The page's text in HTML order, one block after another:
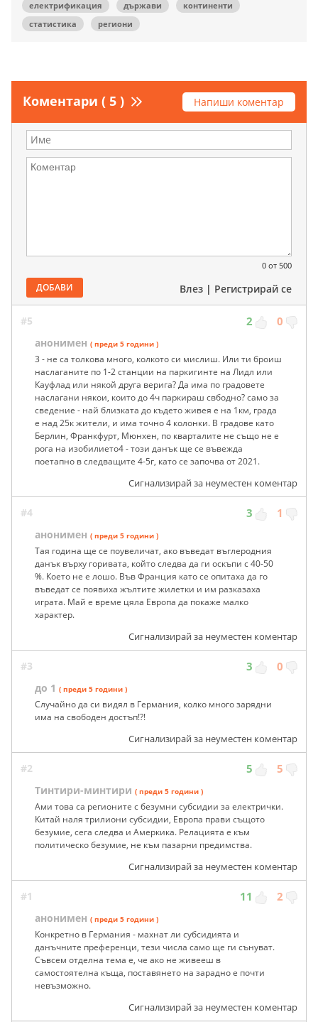
електрификация
държави
континенти
статистика
региони
Коментари ( 5 ) Напиши коментар
0 от 500
ДОБАВИ Влез | Регистрирай се
#5 2 0
анонимен ( преди 5 години )
3 - не са толкова много, колкото си мислиш. Или ти броиш
наслаганите по 1-2 станции на паркигинте на Лидл или
Кауфлад или някой друга верига? Да има по градовете
наслагани някои, които до 4ч паркираш свбодно? само за
сведение - най близката до където живея е на 1км, града
е над 25к жители, и има точно 4 колонки. В градове като
Берлин, Франкфурт, Мюнхен, по кварталите не също не е
рога на изобилието4 - този данък ще се въвежда
поетапно в следващите 4-5г, като се започва от 2021.
Сигнализирай за неуместен коментар
#4 3 1
анонимен ( преди 5 години )
Тая година ще се поувеличат, ако въведат въглеродния
данък върху горивата, който следва да ги оскъпи с 40-50
%. Което не е лошо. Във Франция като се опитаха да го
въведат се появиха жълтите жилетки и им разказаха
играта. Май е време цяла Европа да покаже малко
характер.
Сигнализирай за неуместен коментар
#3 3 0
до 1 ( преди 5 години )
Случайно да си видял в Германия, колко много зарядни
има на свободен достъп!?!
Сигнализирай за неуместен коментар
#2 5 5
Тинтири-минтири ( преди 5 години )
Ами това са регионите с безумни субсидии за електрички.
Китай наля трилиони субсидии, Европа прави същото
безумие, сега следва и Амеркика. Релацията е към
политическо безумие, не към пазарни предимства.
Сигнализирай за неуместен коментар
#1 11 2
анонимен ( преди 5 години )
Конкретно в Германия - махнат ли субсидията и
данъчните преференци, тези числа само ще ги сънуват.
Съвсем отделна тема е, че ако не живееш в
самостоятелна къща, поставянето на зарадно е почти
невъзможно.
Сигнализирай за неуместен коментар